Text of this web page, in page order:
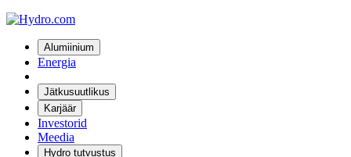
Alumiinium
Energia
Jätkusuutlikus
Karjäär
Investorid
Meedia
Hydro tutvustus